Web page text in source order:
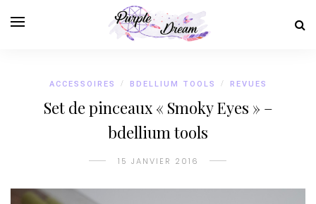
ACCESSOIRES / BDELLIUM TOOLS / REVUES
Set de pinceaux « Smoky Eyes » –
bdellium tools
15 JANVIER 2016